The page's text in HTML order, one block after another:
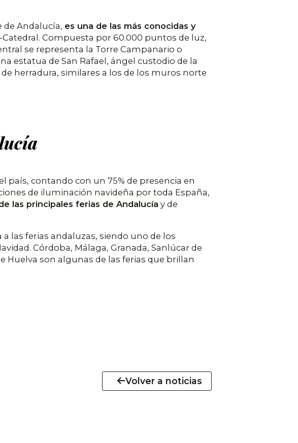
de Andalucía, es una de las más conocidas y
Compuesta por 60.000 puntos de luz,
se representa la Torre Campanario o
estatua de San Rafael, ángel custodio de la
herradura, similares a los de los muros norte
contando con un 75% de presencia en
de iluminación navideña por toda España,
las principales ferias de Andalucía y de
las ferias andaluzas, siendo uno de los
Córdoba, Málaga, Granada, Sanlúcar de
Huelva son algunas de las ferias que brillan
Volver a noticias